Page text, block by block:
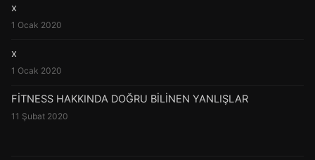
x
1 Ocak 2020
x
1 Ocak 2020
FİTNESS HAKKINDA DOĞRU BİLİNEN YANLIŞLAR
11 Şubat 2020